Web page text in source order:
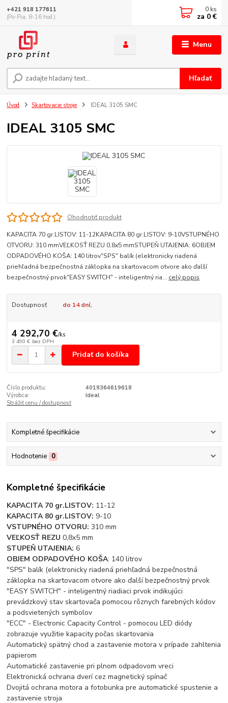
Menu
Hľadať
+421 918 177611
(Po-Pia, 8-16 hod.)
0 ks
za 0 €
Úvod Skartovacie stroje IDEAL 3105 SMC
IDEAL 3105 SMC
Ohodnotiť produkt
KAPACITA 70 gr.LISTOV: 11-12KAPACITA 80 gr.LISTOV: 9-10VSTUPNÉHO
OTVORU: 310 mmVEĽKOSŤ REZU 0,8x5 mmSTUPEŇ UTAJENIA: 6OBJEM
ODPADOVÉHO KOŠA: 140 litrov"SPS" balík (elektronicky riadená
priehľadná bezpečnostná záklopka na skartovacom otvore ako ďalší
bezpečnostný prvok"EASY SWITCH" - inteligentný ria... celý popis
Dostupnosť do 14 dní,
4 292,70 €/ks
3 490 € bez DPH
Pridať do košíka
Číslo produktu:
4019364619618
Výrobca:
Ideal
Strážiť cenu / dostupnosť
Kompletné špecifikácie
Hodnotenie 0
Kompletné špecifikácie
KAPACITA 70 gr.LISTOV: 11-12
KAPACITA 80 gr.LISTOV: 9-10
VSTUPNÉHO OTVORU: 310 mm
VEĽKOSŤ REZU 0,8x5 mm
STUPEŇ UTAJENIA: 6
OBJEM ODPADOVÉHO KOŠA: 140 litrov
"SPS" balík (elektronicky riadená priehľadná bezpečnostná
záklopka na skartovacom otvore ako ďalší bezpečnostný prvok
"EASY SWITCH" - inteligentný riadiaci prvok indikujúci
prevádzkový stav skartovača pomocou rôznych farebných kódov
a podsvietených symbolov
"ECC" - Electronic Capacity Control - pomocou LED diódy
zobrazuje využitie kapacity počas skartovania
Automatický spätný chod a zastavenie motora v prípade zahltenia
papierom
Automatické zastavenie pri plnom odpadovom vreci
Elektronická ochrana dverí cez magnetický spínač
Dvojitá ochrana motora a fotobunka pre automatické spustenie a
zastavenie stroja